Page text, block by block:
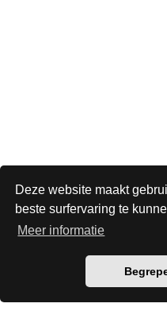
Deze website maakt
beste surfervaring te
Meer informatie